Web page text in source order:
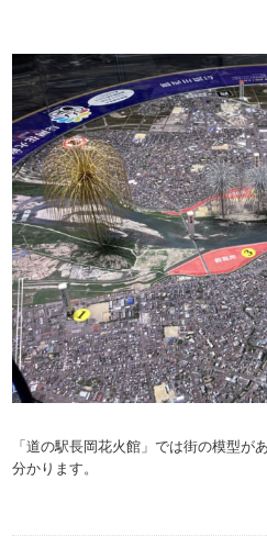
「道の駅長岡花火館」では街の模型が
分かります。